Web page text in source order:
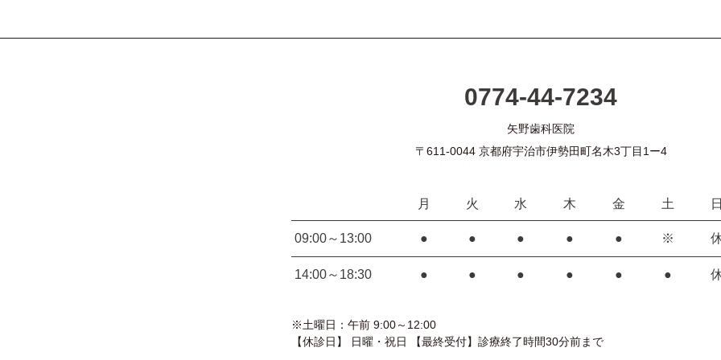
0774-44-7234
矢野歯科医院
〒611-0044 京都府宇治市伊勢田町名木3丁目1ー4
月 火 水 木 金 土 日
09:00～13:00 ● ● ● ● ● ※
14:00～18:30 ● ● ● ● ● ●
※土曜日：午前 9:00～12:00
【休診日】 日曜・祝日 【最終受付】診療終了時間30分前まで